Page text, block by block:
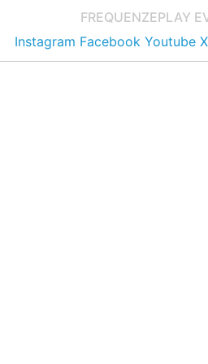
FREQUENZEPLAY
Instagram Facebook Youtube